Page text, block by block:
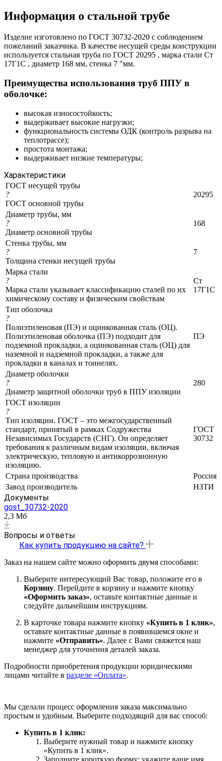
Информация о стальной трубе
Изделие изготовлено по ГОСТ 30732-2020 с соблюдением
пожеланий заказчика. В качестве несущей среды конструкции
используется стальная труба по ГОСТ 20295 , марка стали Ст
17Г1С , диаметр 168 мм, стенка 7 "мм.
Преимущества использования труб ППУ в
оболочке:
высокая износостойкость;
выдерживает высокие нагрузки;
функциональность системы ОДК (контроль разрыва на
теплотрассе);
простота монтажа;
выдерживает низкие температуры;
Характеристики
ГОСТ несущей трубы
?
ГОСТ основной трубы
20295
Диаметр трубы, мм
?
Диаметр основной трубы
168
Стенка трубы, мм
?
Толщина стенки несущей трубы
7
Марка стали
?
Марка стали указывает классификацию сталей по их
химическому составу и физическим свойствам
Ст
17Г1С
Тип оболочка
?
Полиэтиленовая (ПЭ) и оцинкованная сталь (ОЦ).
Полиэтиленовая оболочка (ПЭ) подходит для
подземной прокладки, а оцинкованная сталь (ОЦ) для
наземной и надземной прокладки, а также для
прокладки в каналах и тоннелях.
ПЭ
Диаметр оболочки
?
Диаметр защитной оболочки труб в ППУ изоляции
280
ГОСТ изоляции
?
Тип изоляции. ГОСТ – это межгосударственный
стандарт, принятый в рамках Содружества
Независимых Государств (СНГ). Он определяет
требования к различным видам изоляции, включая
электрическую, тепловую и антикоррозионную
изоляцию.
ГОСТ
30732
Страна производства
Россия
Завод производитель
НЗТИ
Документы
gost_30732-2020
2,3 Мб
Вопросы и ответы
Как купить продукцию на сайте?
Заказ на нашем сайте можно оформить двумя способами:
Выберите интересующий Вас товар, положите его в
Корзину. Перейдите в корзину и нажмите кнопку
«Оформить заказ», оставьте контактные данные и
следуйте дальнейшим инструкциям.
В карточке товара нажмите кнопку «Купить в 1 клик»,
оставьте контактные данные в появившемся окне и
нажмите «Отправить». Далее с Вами свяжется наш
менеджер для уточнения деталей заказа.
Подробности приобретения продукции юридическими
лицами читайте в разделе «Оплата».
Мы сделали процесс оформления заказа максимально
простым и удобным. Выберите подходящий для вас способ:
Купить в 1 клик:
Выберите нужный товар и нажмите кнопку
«Купить в 1 клик».
Заполните короткую форму: укажите ваше имя,